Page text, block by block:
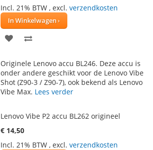
Incl. 21% BTW , excl. verzendkosten
In Winkelwagen
VOEG
AAN
VERLANGLIJST
TE
VERGELIJKEN
Originele Lenovo accu BL246. Deze accu is
onder andere geschikt voor de Lenovo Vibe
Shot (Z90-3 / Z90-7), ook bekend als Lenovo
Vibe Max. Lees verder
Lenovo Vibe P2 accu BL262 origineel
€ 14,50
Incl. 21% BTW , excl. verzendkosten